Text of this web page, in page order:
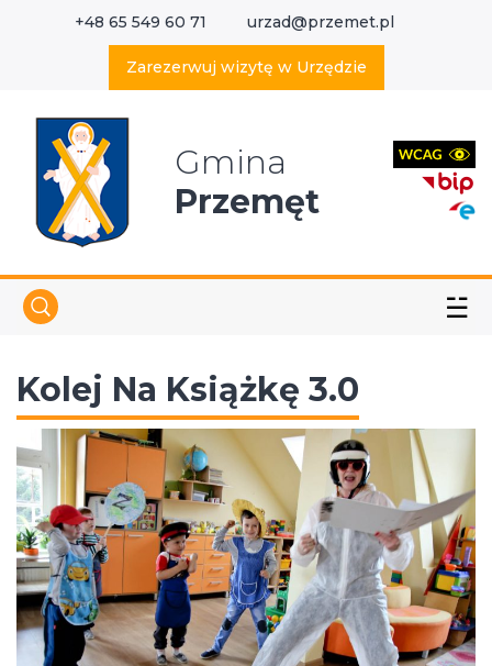
+48 65 549 60 71 urzad@przemet.pl
Zarezerwuj wizytę w Urzędzie
Gmina
Przemęt
☱
Kolej Na Książkę 3.0
Wyszukaj w serwisie